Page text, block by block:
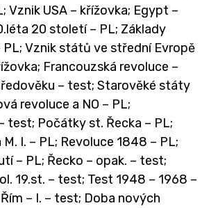
Vznik USA – křížovka; Egypt –
20 století – PL; Základy
Vznik států ve střední Evropě
Francouzská revoluce –
– test; Starověké státy
revoluce a NO – PL;
test; Počátky st. Řecka – PL;
I. – PL; Revoluce 1848 – PL;
– PL; Řecko – opak. – test;
19.st. – test; Test 1948 – 1968 –
– I. – test; Doba nových